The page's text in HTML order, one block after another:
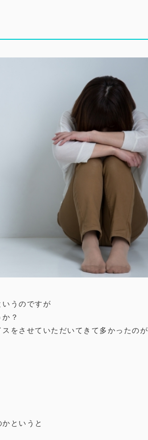
うのですが
？
をさせていただいてきて多かったのが
というと